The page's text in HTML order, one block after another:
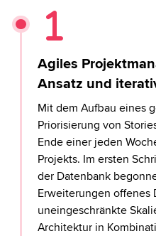
Agiles
Ansatz und
Mit dem Aufbau eines
Priorisierung von
Ende einer jeden
Projekts. Im ersten
der Datenbank
Erweiterungen offenes
uneingeschränkte
Architektur in